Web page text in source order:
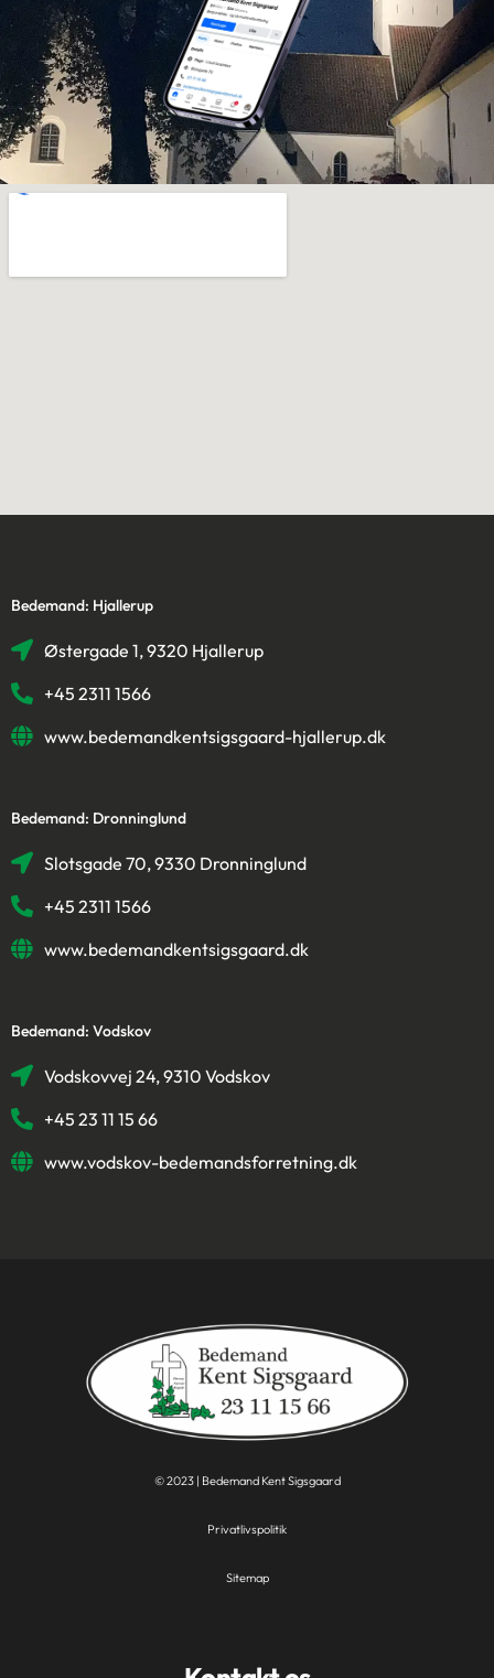
Bedemand: Hjallerup
Østergade 1, 9320 Hjallerup
+45 2311 1566
www.bedemandkentsigsgaard-hjallerup.dk
Bedemand: Dronninglund
Slotsgade 70, 9330 Dronninglund
+45 2311 1566
www.bedemandkentsigsgaard.dk
Bedemand: Vodskov
Vodskovvej 24, 9310 Vodskov
+45 23 11 15 66
www.vodskov-bedemandsforretning.dk
© 2023 | Bedemand Kent Sigsgaard
Privatlivspolitik
Sitemap